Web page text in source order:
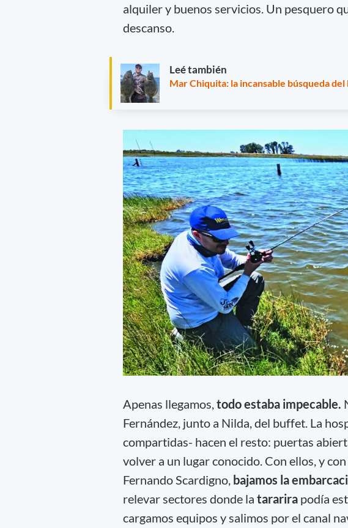
alquiler y buenos servicios. Un pesquero
descanso.
Leé también
Mar Chiquita: la incansable búsqueda del
Apenas llegamos,todo estaba impecable.
Fernández, junto a Nilda, del buffet. La
compartidas- hacen el resto: puertas
volver a un lugar conocido. Con ellos, y
Fernando Scardigno, bajamos la
relevar sectores donde la tararira podía
cargamos equipos y salimos por el canal